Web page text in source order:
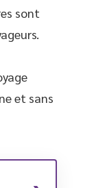
sont
et sans